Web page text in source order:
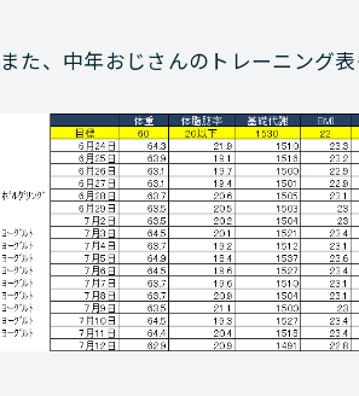
また、中年おじさんのトレーニング表